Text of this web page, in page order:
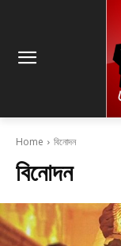
Home বিনোদন
বিনোদন